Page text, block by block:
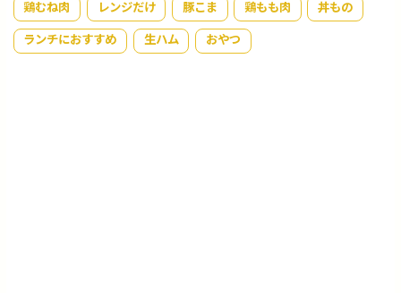
鶏むね肉 レンジだけ 豚こま 鶏もも肉 丼もの
ランチにおすすめ 生ハム おやつ